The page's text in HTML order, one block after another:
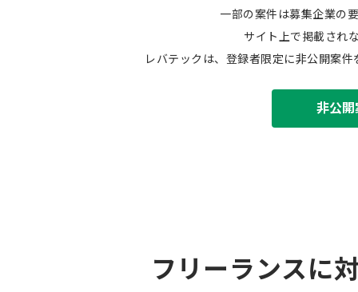
一部の案件は募集企業の
サイト上で掲載され
レバテックは、登録者限定に非公開案
非公
フリーランスに